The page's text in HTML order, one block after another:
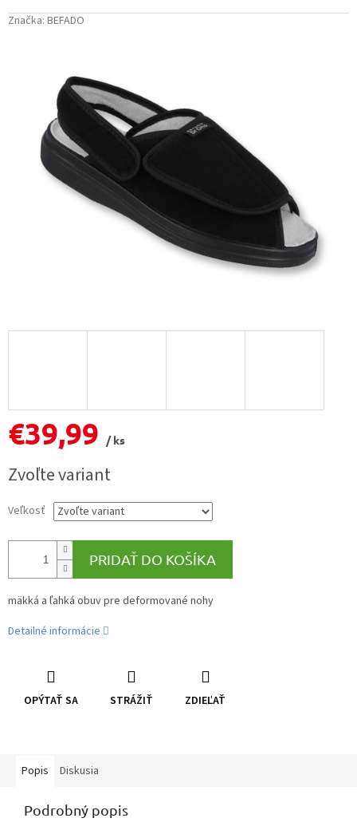
Značka: BEFADO
€39,99
/ ks
cena:
Zvoľte variant
Veľkosť
PRIDAŤ DO KOŠÍKA
mäkká a ľahká obuv pre deformované nohy
Detailné informácie
OPÝTAŤ SA STRÁŽIŤ ZDIEĽAŤ
Popis Diskusia
Podrobný popis